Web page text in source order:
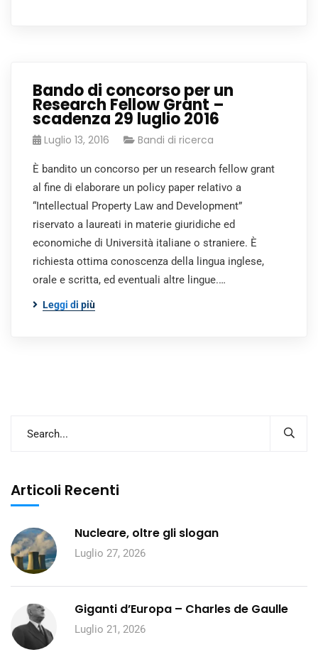
Bando di concorso per un
Research Fellow Grant –
scadenza 29 luglio 2016
Luglio 13, 2016 Bandi di ricerca
È bandito un concorso per un research fellow grant
al fine di elaborare un policy paper relativo a
“Intellectual Property Law and Development”
riservato a laureati in materie giuridiche ed
economiche di Università italiane o straniere. È
richiesta ottima conoscenza della lingua inglese,
orale e scritta, ed eventuali altre lingue.…
Leggi di più
Articoli Recenti
Nucleare, oltre gli slogan
Luglio 27, 2026
Giganti d’Europa – Charles de Gaulle
Luglio 21, 2026